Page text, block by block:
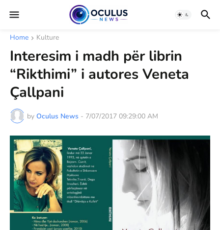
Home Kulture
Interesim i madh për librin
“Rikthimi” i autores Veneta
Çallpani
by Oculus News - 7/07/2017 09:29:00 AM